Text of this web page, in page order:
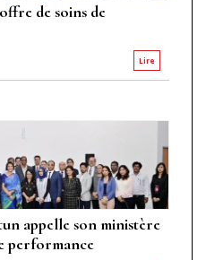
de soins de
Lire
appelle son ministère
performance